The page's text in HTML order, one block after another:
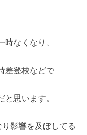
なくなり、
差登校などで
思います。
影響を及ぼしてる